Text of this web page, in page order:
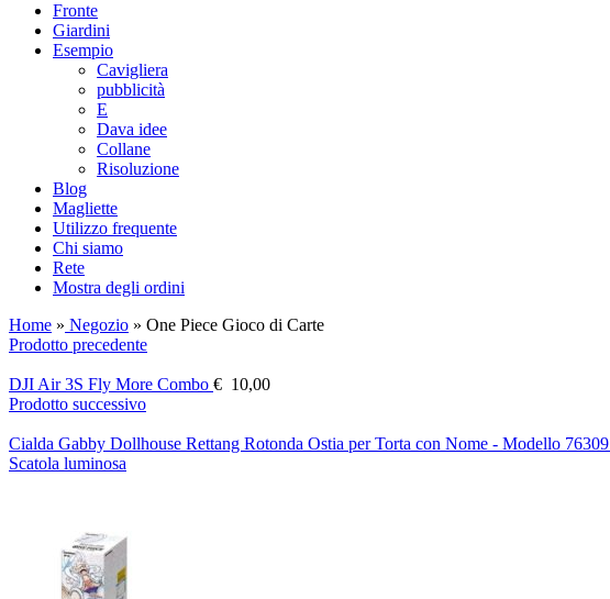
Fronte
Giardini
Esempio
Cavigliera
pubblicità
E
Dava idee
Collane
Risoluzione
Blog
Magliette
Utilizzo frequente
Chi siamo
Rete
Mostra degli ordini
Home » Negozio » One Piece Gioco di Carte
Prodotto precedente
DJI Air 3S Fly More Combo € 10,00
Prodotto successivo
Cialda Gabby Dollhouse Rettang Rotonda Ostia per Torta con Nome - Modello 76309
Scatola luminosa